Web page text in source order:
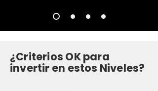
¿Criterios OK para
invertir en estos Niveles?